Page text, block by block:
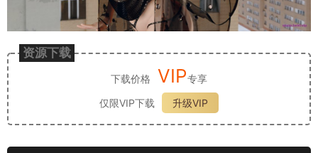
资源下载
下载价格 VIP专享
仅限VIP下载
升级VIP